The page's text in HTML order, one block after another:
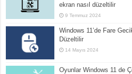
ekran nasıl düzeltilir
9 Temmuz 2024
Windows 11’de Fare
Düzeltilir
14 Mayıs 2024
Oyunlar Windows 11 de